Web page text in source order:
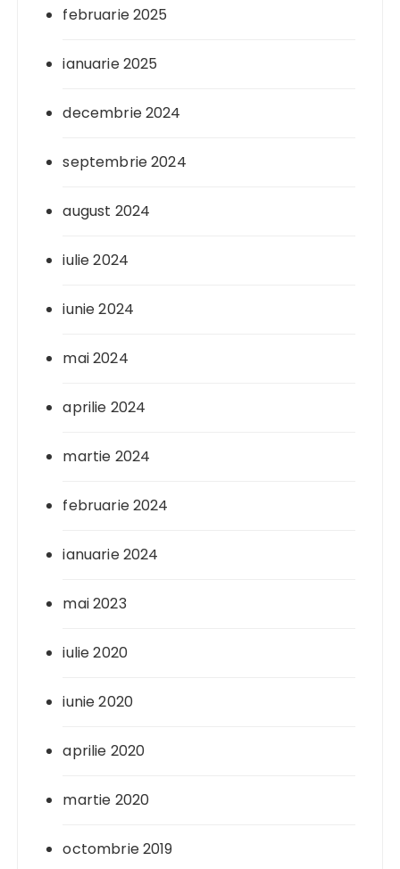
februarie 2025
ianuarie 2025
decembrie 2024
septembrie 2024
august 2024
iulie 2024
iunie 2024
mai 2024
aprilie 2024
martie 2024
februarie 2024
ianuarie 2024
mai 2023
iulie 2020
iunie 2020
aprilie 2020
martie 2020
octombrie 2019